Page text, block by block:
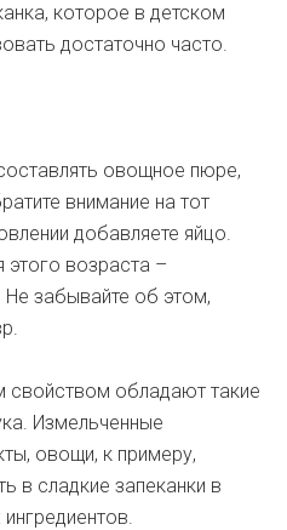
которое в детском
достаточно часто.
овощное пюре,
внимание на тот
добавляете яйцо.
этого возраста –
забывайте об этом,
обладают такие
Измельченные
овощи, к примеру,
в сладкие запеканки в